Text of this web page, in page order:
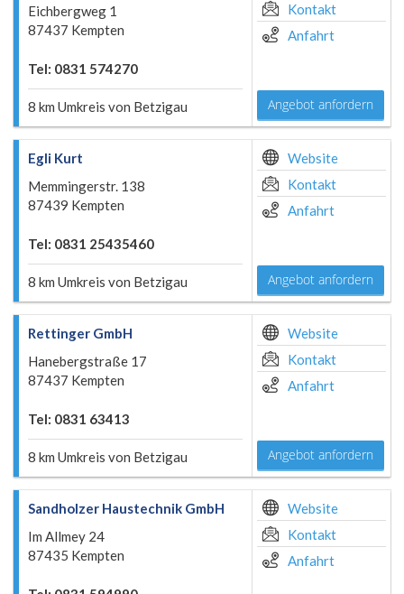
Eichbergweg 1
87437 Kempten
Tel: 0831 574270
8 km Umkreis von Betzigau
Kontakt
Anfahrt
Angebot anfordern
Egli Kurt
Memmingerstr. 138
87439 Kempten
Tel: 0831 25435460
8 km Umkreis von Betzigau
Website
Kontakt
Anfahrt
Angebot anfordern
Rettinger GmbH
Hanebergstraße 17
87437 Kempten
Tel: 0831 63413
8 km Umkreis von Betzigau
Website
Kontakt
Anfahrt
Angebot anfordern
Sandholzer Haustechnik GmbH
Im Allmey 24
87435 Kempten
Website
Kontakt
Anfahrt